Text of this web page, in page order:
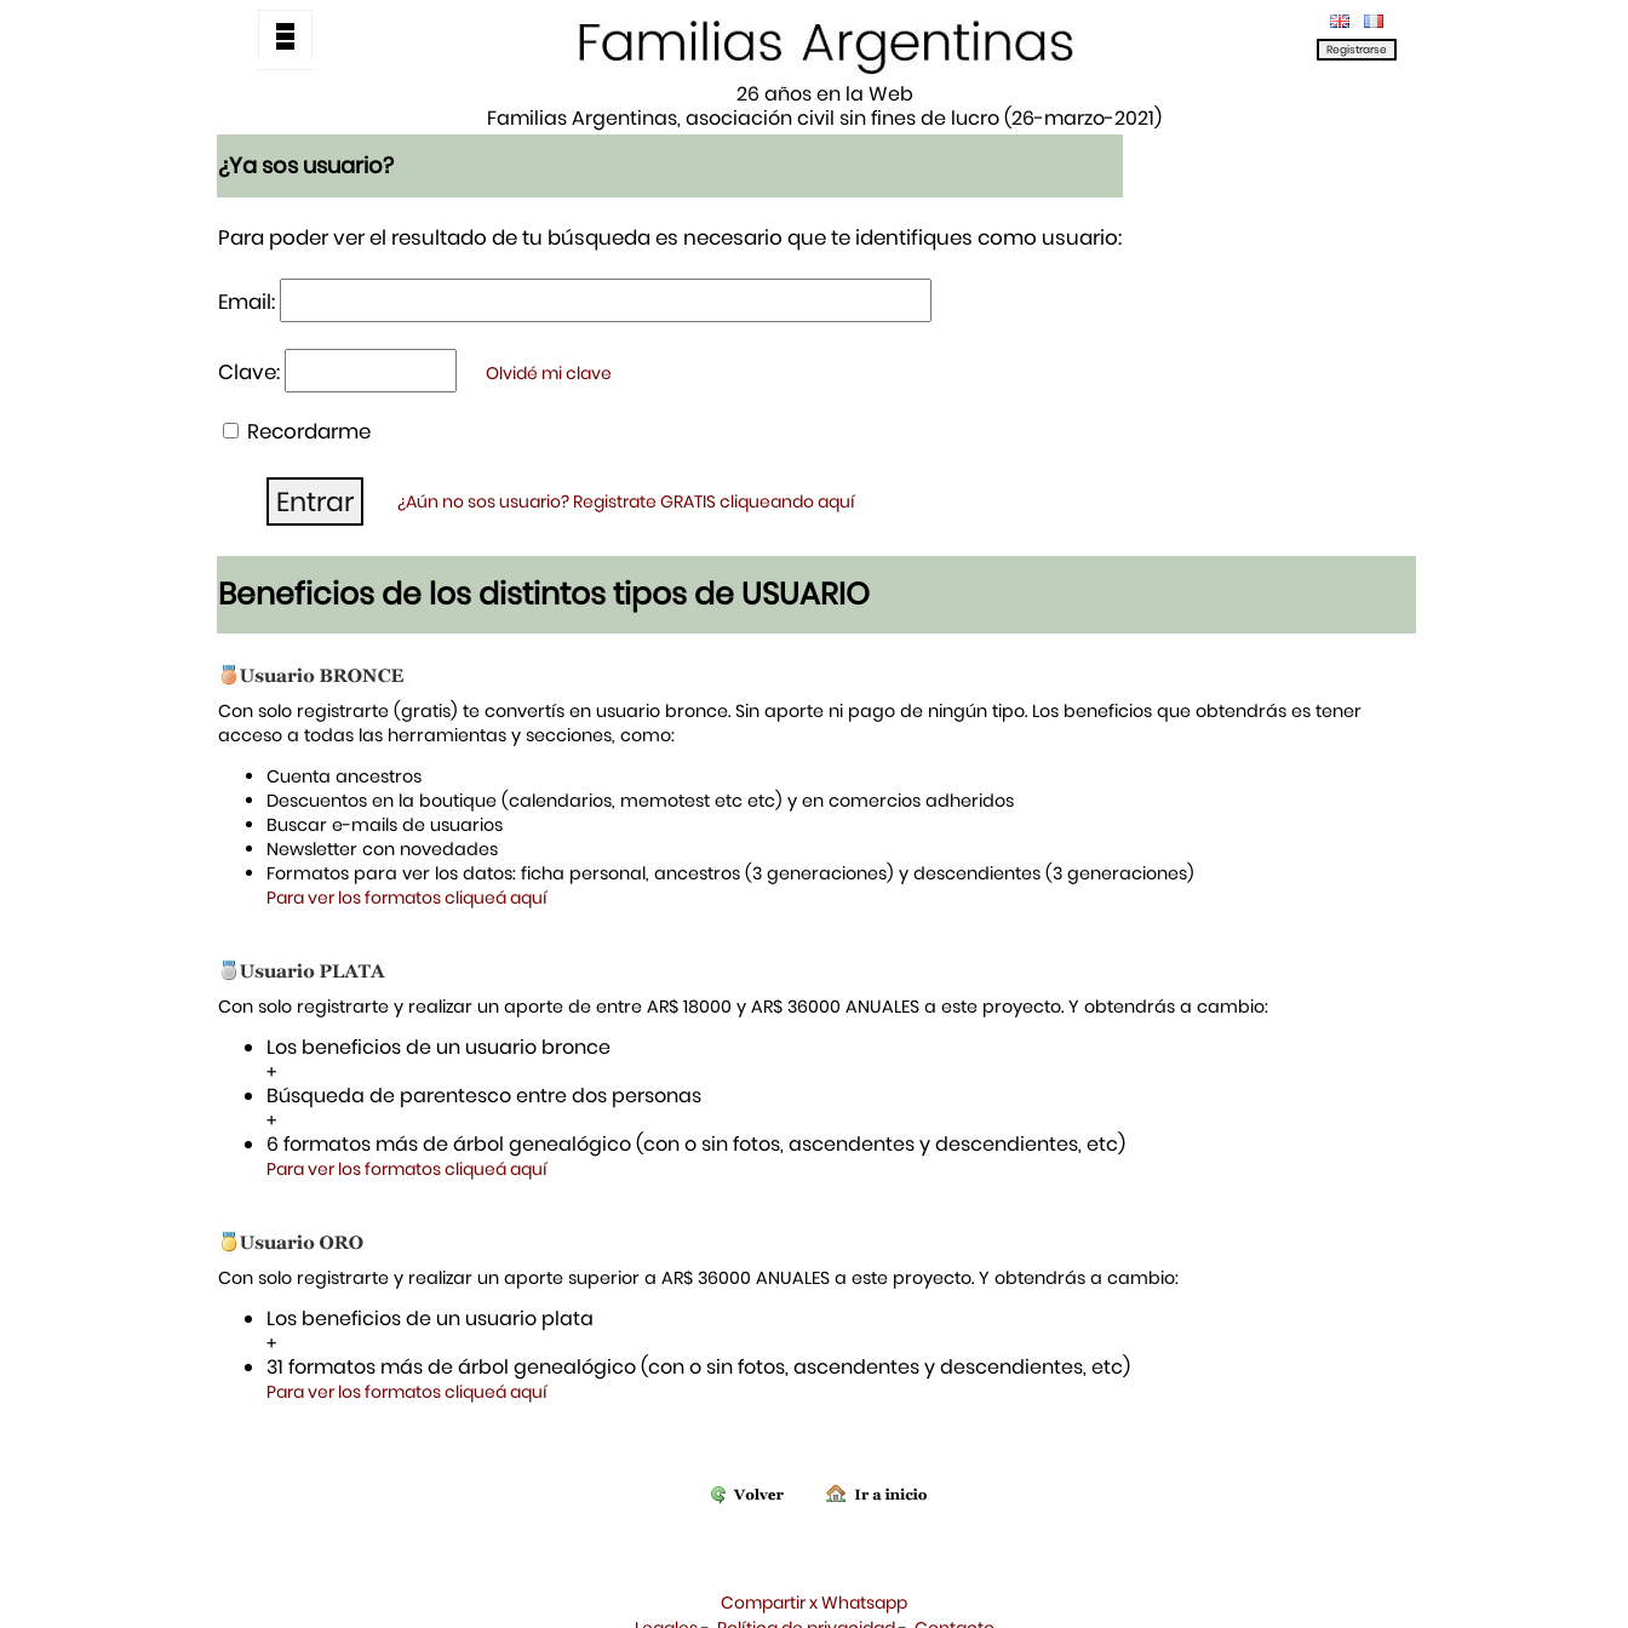
26 años en la Web
Familias Argentinas, asociación civil sin fines de lucro (26-marzo-2021)
¿Ya sos usuario?
Para poder ver el resultado de tu búsqueda es necesario que te identifiques como usuario:
Email:
Clave: Olvidé mi clave
Recordarme
¿Aún no sos usuario? Registrate GRATIS cliqueando aquí
Beneficios de los distintos tipos de USUARIO
Con solo registrarte (gratis) te convertís en usuario bronce. Sin aporte ni pago de ningún tipo. Los beneficios que obtendrás es tener
acceso a todas las herramientas y secciones, como:
Cuenta ancestros
Descuentos en la boutique (calendarios, memotest etc etc) y en comercios adheridos
Buscar e-mails de usuarios
Newsletter con novedades
Formatos para ver los datos: ficha personal, ancestros (3 generaciones) y descendientes (3 generaciones)
Para ver los formatos cliqueá aquí
Con solo registrarte y realizar un aporte de entre AR$ 18000 y AR$ 36000 ANUALES a este proyecto. Y obtendrás a cambio:
Los beneficios de un usuario bronce
+
Búsqueda de parentesco entre dos personas
+
6 formatos más de árbol genealógico (con o sin fotos, ascendentes y descendientes, etc)
Para ver los formatos cliqueá aquí
Con solo registrarte y realizar un aporte superior a AR$ 36000 ANUALES a este proyecto. Y obtendrás a cambio:
Los beneficios de un usuario plata
+
31 formatos más de árbol genealógico (con o sin fotos, ascendentes y descendientes, etc)
Para ver los formatos cliqueá aquí
Compartir x Whatsapp